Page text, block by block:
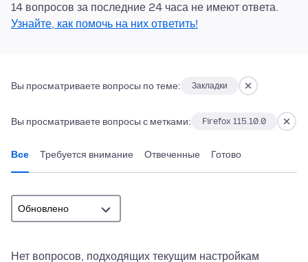
14 вопросов за последние 24 часа не имеют ответа.
Узнайте, как помочь на них ответить!
Вы просматриваете вопросы по теме: Закладки
Вы просматриваете вопросы с метками: Firefox 115.10.0
Все Требуется внимание Отвеченные Готово
Нет вопросов, подходящих текущим настройкам